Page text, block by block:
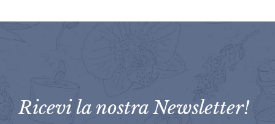
Ricevi la nostra Newsletter!